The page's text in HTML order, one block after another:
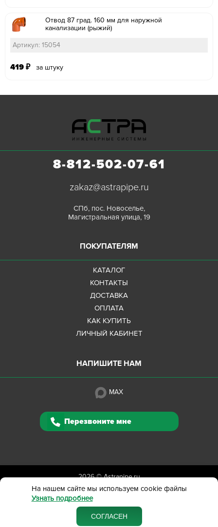
Отвод 87 град. 160 мм для наружной
канализации (рыжий)
Артикул: 15054
419 ₽ за штуку
8-812-502-07-61
zakaz@astrapipe.ru
СПб, пос. Новоселье,
Магистральная улица, 19
ПОКУПАТЕЛЯМ
КАТАЛОГ
КОНТАКТЫ
ДОСТАВКА
ОПЛАТА
КАК КУПИТЬ
ЛИЧНЫЙ КАБИНЕТ
НАПИШИТЕ НАМ
MAX
Перезвоните мне
2026 ©Astrapipe.ru
Полная версия сайта
Политика конфиденциальности
Вся представленная на сайте информация приведена
в ознакомительных целях и не является публичной офертой
На нашем сайте мы используем cookie файлы
Узнать подробнее
СОГЛАСЕН